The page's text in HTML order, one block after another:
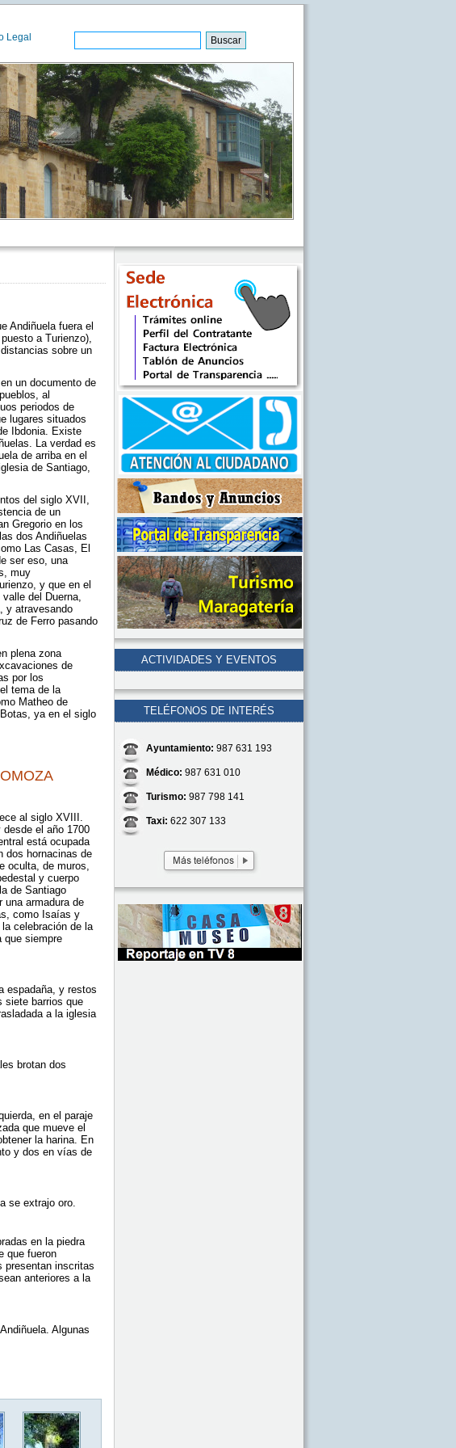
Legal
Andiñuela fuera el
a Turienzo),
sobre un
un documento de
al
periodos de
lugares situados
Ibdonia. Existe
La verdad es
de arriba en el
de Santiago,
del siglo XVII,
de un
Gregorio en los
dos Andiñuelas
Las Casas, El
ser eso, una
muy
y que en el
del Duerna,
y atravesando
de Ferro pasando
plena zona
de
por los
tema de la
Matheo de
ya en el siglo
al siglo XVIII.
el año 1700
está ocupada
dos hornacinas de
oculta, de muros,
y cuerpo
de Santiago
una armadura de
como Isaías y
celebración de la
que siempre
espadaña, y restos
siete barrios que
a la iglesia
brotan dos
en el paraje
que mueve el
la harina. En
y dos en vías de
se extrajo oro.
en la piedra
que fueron
presentan inscritas
anteriores a la
Algunas
ACTIVIDADES Y EVENTOS
TELÉFONOS DE INTERÉS
Ayuntamiento: 987 631 193
Médico: 987 631 010
Turismo: 987 798 141
Taxi: 622 307 133